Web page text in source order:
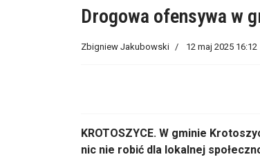
Drogowa ofensywa w
Zbigniew Jakubowski 12 maj 2025 16:12
KROTOSZYCE. W gminie
nic nie robić dla lokalnej